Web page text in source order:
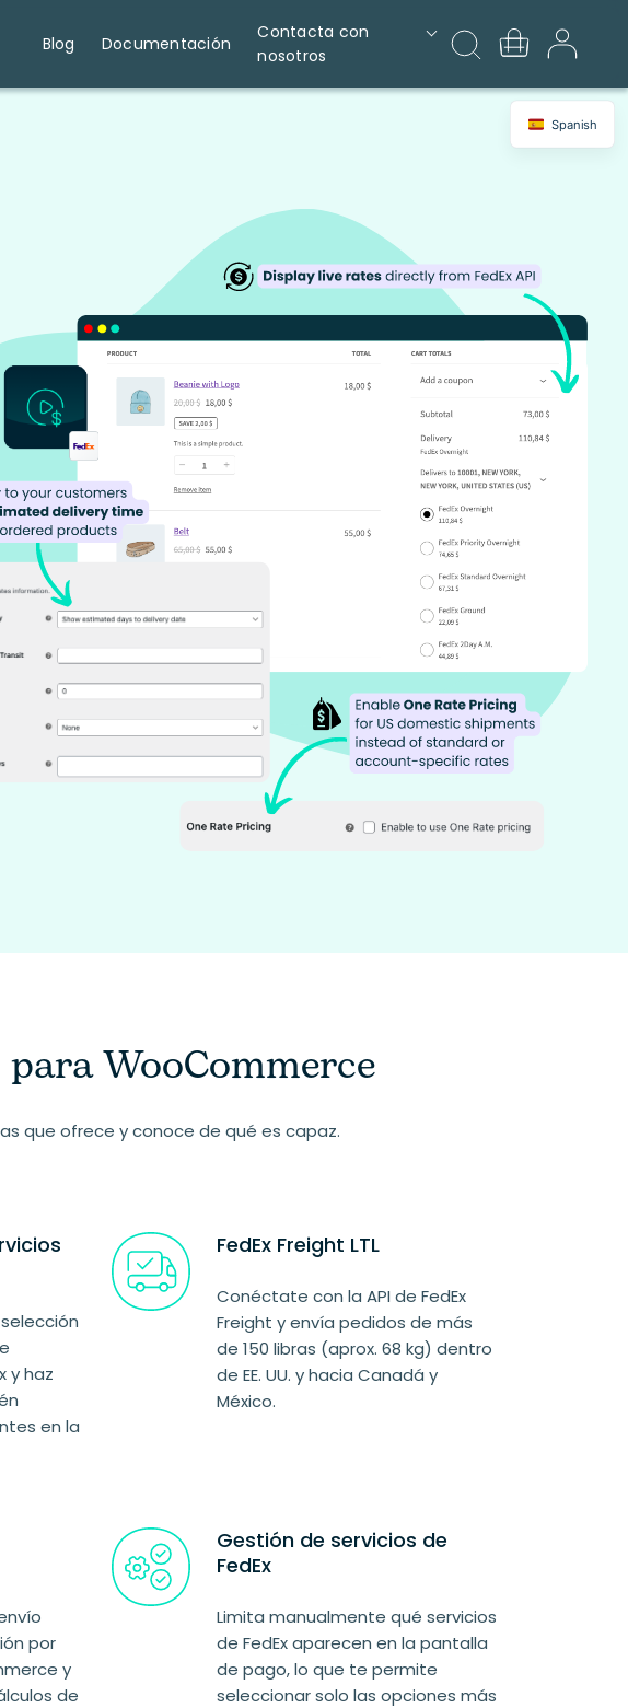
Blog Documentación
Contacta con
nosotros
WooCommerce
que ofrece y conoce de qué es capaz.
y haz
en la
FedEx Freight LTL
Conéctate con la API de FedEx
Freight y envía pedidos de más
de 150 libras (aprox. 68 kg) dentro
de EE. UU. y hacia Canadá y
México.
por
y
de
Gestión de servicios de
FedEx
Limita manualmente qué servicios
de FedEx aparecen en la pantalla
de pago, lo que te permite
seleccionar solo las opciones más
Spanish